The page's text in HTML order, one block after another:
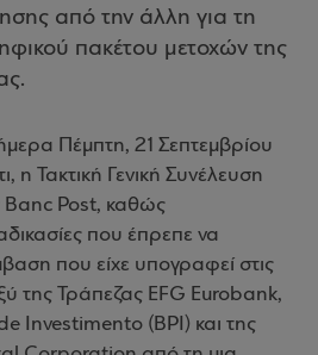
από την άλλη για τη
πακέτου μετοχών της
Πέμπτη, 21 Σεπτεμβρίου
η Τακτική Γενική Συνέλευση
Banc Post, καθώς
που έπρεπε να
που είχε υπογραφεί στις
της Τράπεζας EFG Eurobank,
Investimento (ΒPI) και της